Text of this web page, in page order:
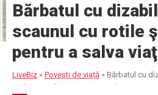
Bărbatul cu
scaunul cu rotile
pentru a salva
LiveBiz » Poveşti de viaţă » Bărbatul cu
rotile şi se târăşte pentru a salva viaţa